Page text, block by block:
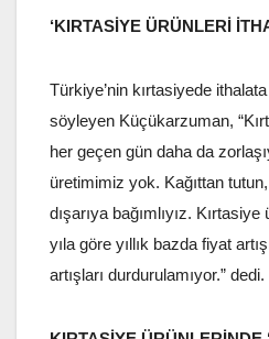
‘KIRTASİYE ÜRÜNLERİ
Türkiye’nin kırtasiyede
söyleyen Küçükarzuman,
her geçen gün daha da
üretimimiz yok. Kağıttan
dışarıya bağımlıyız.
yıla göre yıllık bazda fiyat
artışları durdurulamıyor.” dedi.